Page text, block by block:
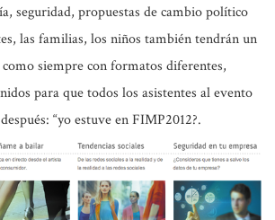
seguridad, propuestas de cambio político
las familias, los niños también tendrán un
como siempre con formatos diferentes,
para que todos los asistentes al evento
“yo estuve en FIMP2012?.